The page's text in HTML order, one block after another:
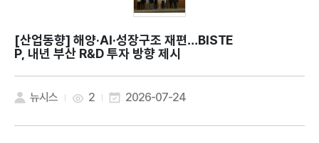
[산업동향]
P, 내년 부산 R&D 투자 방향 제시
뉴시스 2 2026-07-24